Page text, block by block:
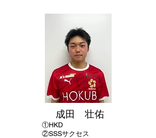
成田 壮佑
①HKD
②SSSサクセス